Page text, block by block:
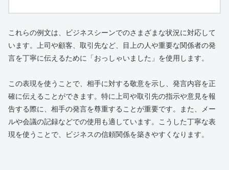
これらの例文は、ビジネスシーンでのさまざまな状況に対応して
います。上司や顧客、取引先など、目上の人や重要な関係者の発
言を丁寧に伝えるために「おっしゃいました」を使用します。
この表現を使うことで、相手に対する敬意を示し、発言内容を正
確に伝えることができます。特に上司や取引先の指示や意見を報
告する際に、相手の発言を尊重することが重要です。また、メー
ルや会議の記録などでの使用も適しています。こうした丁寧な表
現を使うことで、ビジネスの信頼関係を築きやすくなります。